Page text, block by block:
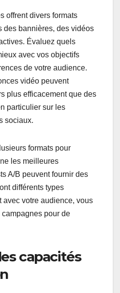
offrent divers formats
des bannières, des vidéos
Évaluez quels
avec vos objectifs
de votre audience.
vidéo peuvent
plus efficacement que des
particulier sur les
sociaux.
formats pour
les meilleures
A/B peuvent fournir des
différents types
avec votre audience, vous
pour de
capacités